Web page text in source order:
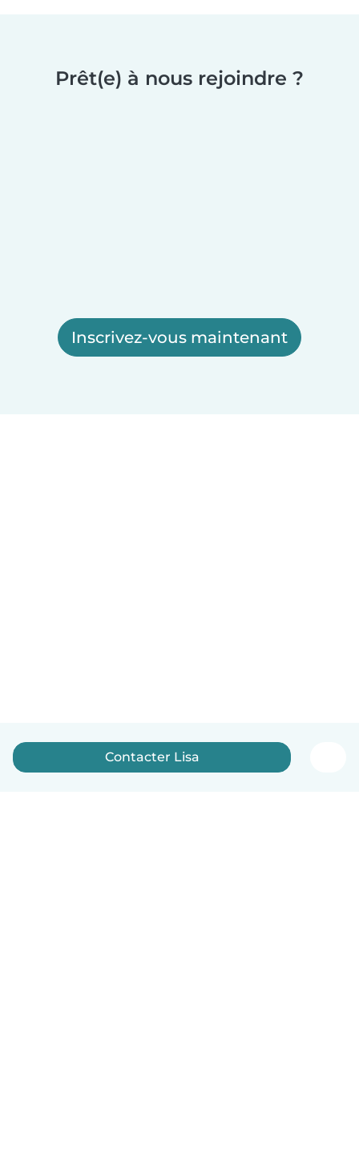
Prêt(e) à nous rejoindre ?
Inscrivez-vous maintenant
Contacter Lisa